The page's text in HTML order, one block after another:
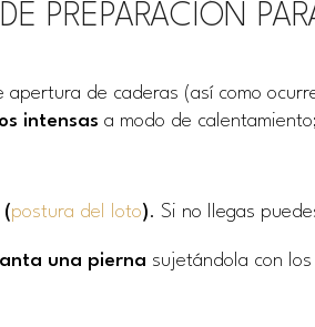
PREPARACIÓN
de caderas (así como
intensas a modo de
(postura del loto). Si no llegas
una pierna sujetándola con